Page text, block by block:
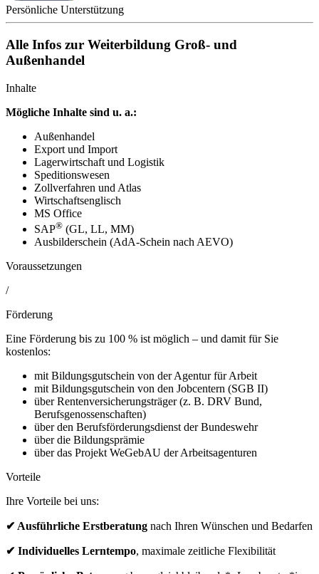
Persönliche Unterstützung
Alle Infos zur Weiterbildung Groß- und
Außenhandel
Inhalte
Mögliche Inhalte sind u. a.:
Außenhandel
Export und Import
Lagerwirtschaft und Logistik
Speditionswesen
Zollverfahren und Atlas
Wirtschaftsenglisch
MS Office
SAP® (GL, LL, MM)
Ausbilderschein (AdA-Schein nach AEVO)
Voraussetzungen
/
Förderung
Eine Förderung bis zu 100 % ist möglich – und damit für Sie
kostenlos:
mit Bildungsgutschein von der Agentur für Arbeit
mit Bildungsgutschein von den Jobcentern (SGB II)
über Rentenversicherungsträger (z. B. DRV Bund,
Berufsgenossenschaften)
über den Berufsförderungsdienst der Bundeswehr
über die Bildungsprämie
über das Projekt WeGebAU der Arbeitsagenturen
Vorteile
Ihre Vorteile bei uns:
✔ Ausführliche Erstberatung nach Ihren Wünschen und Bedarfen
✔ Individuelles Lerntempo, maximale zeitliche Flexibilität